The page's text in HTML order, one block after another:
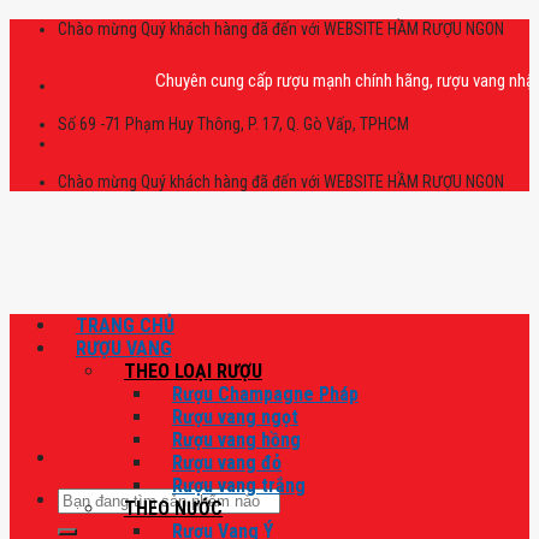
Skip
Chào mừng Quý khách hàng đã đến với WEBSITE HẦM RƯỢU NGON
Chuyên cung cấp rượu mạnh chính hãng, rượu vang nhập
Số 69 -71 Phạm Huy Thông, P. 17, Q. Gò Vấp, TPHCM
Chào mừng Quý khách hàng đã đến với WEBSITE HẦM RƯỢU NGON
Tìm
kiếm:
TRANG CHỦ
RƯỢU VANG
THEO LOẠI RƯỢU
Rượu Champagne Pháp
Rượu vang ngọt
Rượu vang hồng
Rượu vang đỏ
Rượu vang trắng
THEO NƯỚC
Rượu Vang Ý